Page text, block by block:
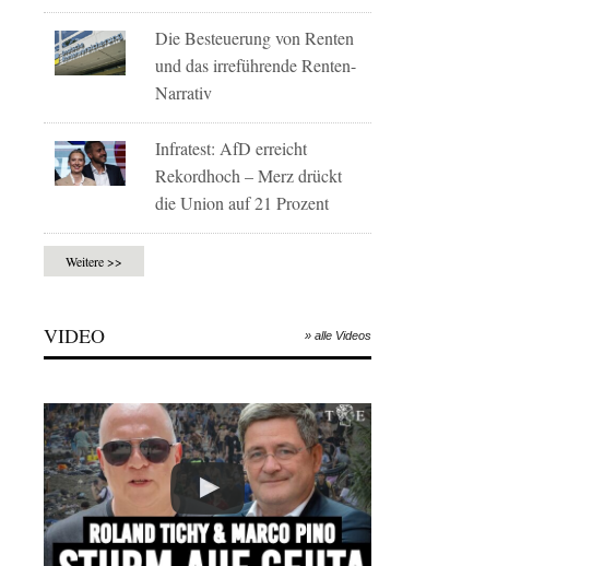
Die Besteuerung von Renten
und das irreführende Renten-
Narrativ
Infratest: AfD erreicht
Rekordhoch – Merz drückt
die Union auf 21 Prozent
Weitere >>
VIDEO » alle Videos